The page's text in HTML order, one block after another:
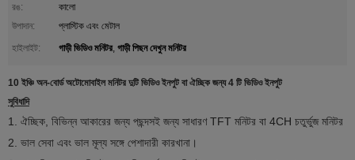
রঙ:
কালো
উপাদান:
প্লাস্টিক এবং মেটাল
হাইলাইট:
গাড়ী ভিডিও মনিটর, গাড়ী পিছন দেখুন মনিটর
10 ইঞ্চি অন-বোর্ড অটোমোবাইল মনিটর দুটি ভিডিও ইনপুট বা ঐচ্ছিক জন্য 4 টি ভিডিও ইনপুট
সুবিধাদি
1. ঐচ্ছিক, বিভিন্ন আকারের জন্য পছন্দসই জন্য সাধারণ TFT মনিটর বা 4CH চতুর্ভুজ মনিটর
2. ভাল সেবা এবং ভাল মূল্য সঙ্গে পেশাদারী কারখানা।